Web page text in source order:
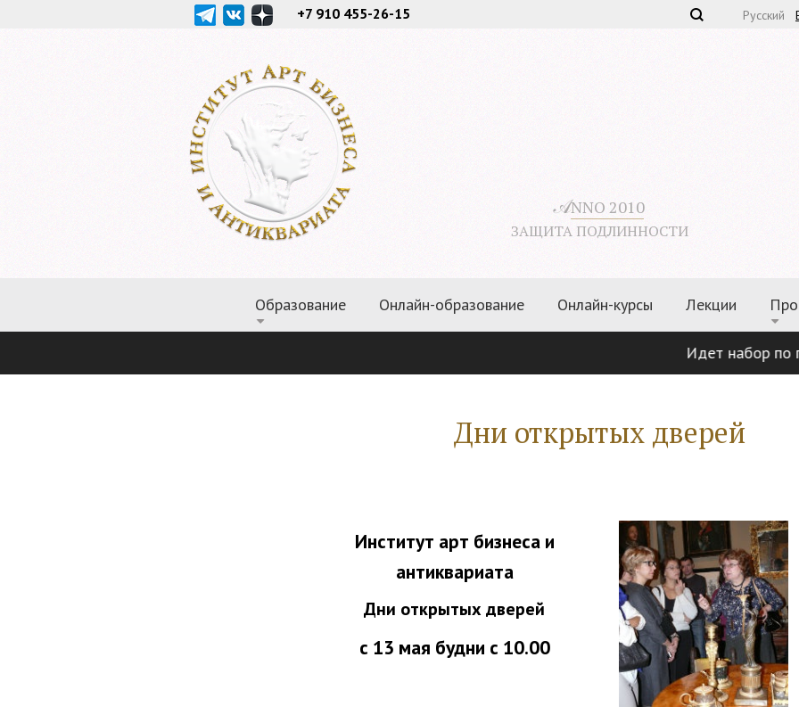
𝒜NNO 2010
ЗАЩИТА ПОДЛИННОСТИ
Образование Онлайн-образование Онлайн-курсы Лекции
Русский
+7 910 455-26-15
Идет набор по
Дни открытых дверей
Институт арт бизнеса и
антиквариата
Дни открытых дверей
с 13 мая будни с 10.00